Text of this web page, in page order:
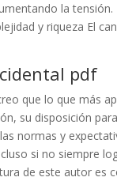
la tensión.
y riqueza El
pdf
que lo que más
su disposición
normas y
si no siempre
de este autor es